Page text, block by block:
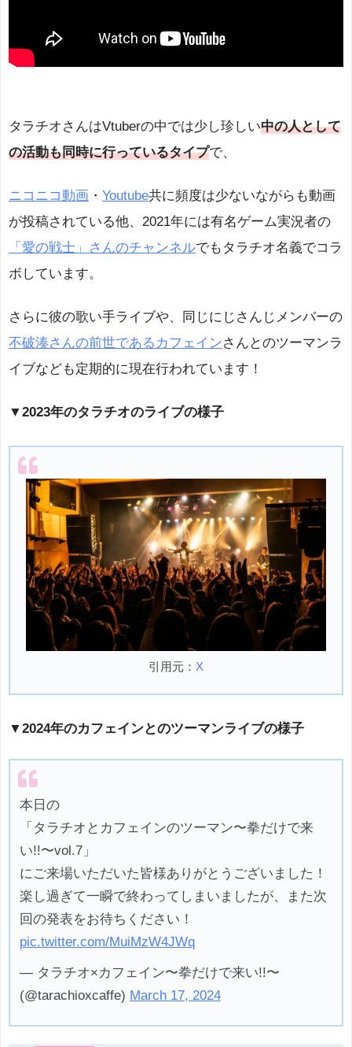
タラチオさんはVtuberの中では少し珍しい中の人として
の活動も同時に行っているタイプで、
ニコニコ動画 ・ Youtube共に頻度は少ないながらも動画
が投稿されている他、2021年には有名ゲーム実況者の
「愛の戦士」さんのチャンネルでもタラチオ名義でコラ
ボしています。
さらに彼の歌い手ライブや、同じにじさんじメンバーの
不破湊さんの前世であるカフェインさんとのツーマンラ
イブなども定期的に現在行われています！
▼2023年のタラチオのライブの様子
引用元： X
▼2024年のカフェインとのツーマンライブの様子
本日の
「タラチオとカフェインのツーマン〜拳だけで来
い!!〜vol.7」
にご来場いただいた皆様ありがとうございました！
楽し過ぎて一瞬で終わってしまいましたが、また次
回の発表をお待ちください！
pic.twitter.com/MuiMzW4JWq
— タラチオ×カフェイン〜拳だけで来い!!〜
(@tarachioxcaffe) March 17, 2024